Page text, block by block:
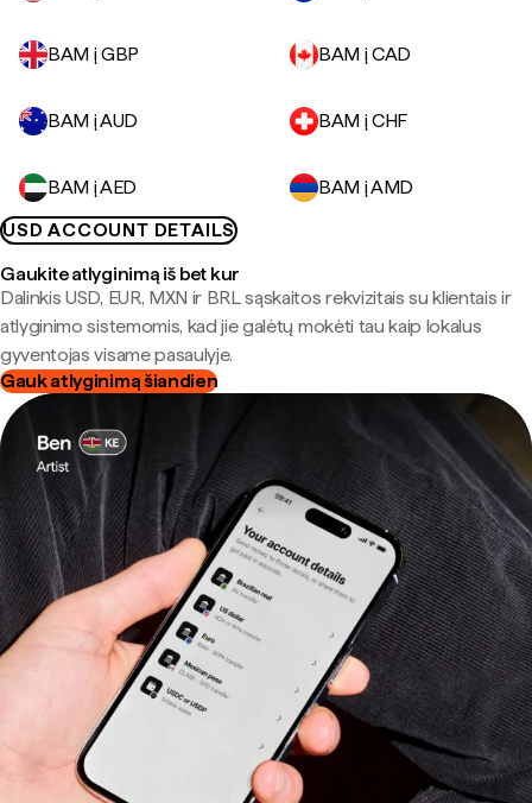
BAM į GBP BAM į CAD
BAM į AUD BAM į CHF
BAM į AED
BAM į AMD
USD ACCOUNT DETAILS
Gaukite atlyginimą iš bet kur
Dalinkis USD, EUR, MXN ir BRL sąskaitos rekvizitais su klientais ir
atlyginimo sistemomis, kad jie galėtų mokėti tau kaip lokalus
gyventojas visame pasaulyje.
Gauk atlyginimą šiandien